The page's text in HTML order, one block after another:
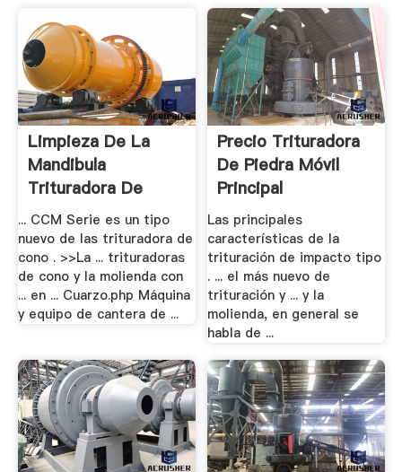
Limpieza De La
Mandibula
Trituradora De
Cuarzo
... CCM Serie es un tipo
nuevo de las trituradora de
cono . >>La ... trituradoras
de cono y la molienda con
... en ... Cuarzo.php Máquina
y equipo de cantera de ...
Precio Trituradora
De Piedra Móvil
Principal
Las principales
características de la
trituración de impacto tipo
. ... el más nuevo de
trituración y ... y la
molienda, en general se
habla de ...